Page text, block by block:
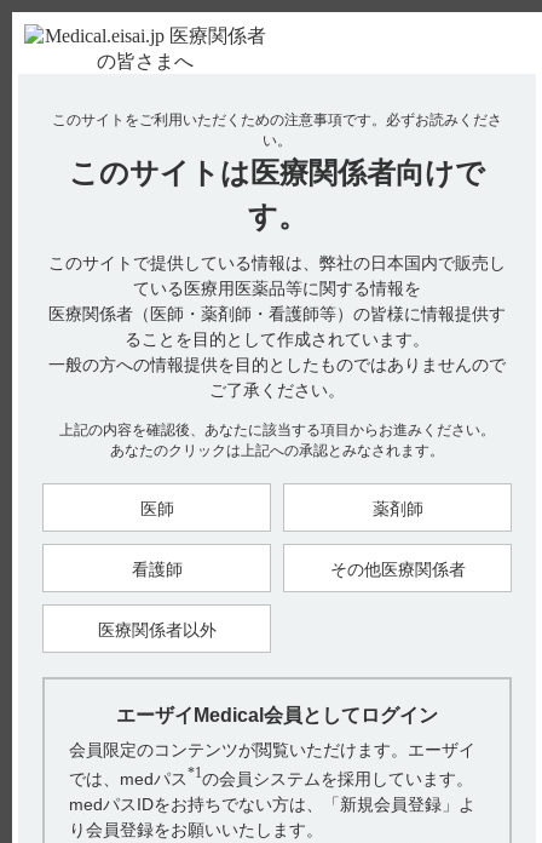
使用期限検索 Drug Information
No : 1851
【テオロング】 高齢者への投与について教えて
【テオロング】
高齢者への投与について教えてください。
電子添文には、高齢者に関する以下の記載があります。
9.8 高齢者（引用1）
副作用の発現に注意し、慎重に投与すること。高齢者では、非
高齢者に比べ最高血中濃度の上昇及びAUCの増加が認められた
との報告がある。
1）テオロング錠50mg・100mg・200mg電子添文 2024年5月改訂
（第2版） 9.特定の背景を有する患者に関する注意 9.8 高齢者
【更新年月】
関連するQ&A
このサイトをご利用いただくための注意事項です。 必ずお読みくださ
い。
このサイトは 医療関係者向けで
す。
このサイトで提供している情報は、弊社の日本国内で販売し
ている医療用医薬品等に関する情報を
医療関係者（医師・薬剤師・看護師等）の皆様に情報提供す
ることを目的として作成されています。
一般の方への情報提供を目的としたものではありませんので
ご了承ください。
上記の内容を確認後、あなたに該当する項目からお進みください。
あなたのクリックは上記への承認とみなされます。
医師 薬剤師
看護師 その他医療関係者
医療関係者以外
エーザイMedical会員としてログイン
会員限定のコンテンツが閲覧いただけます。エーザイ
では、medパス*1の会員システムを採用しています。
medパスIDをお持ちでない方は、「新規会員登録」よ
り会員登録をお願いいたします。